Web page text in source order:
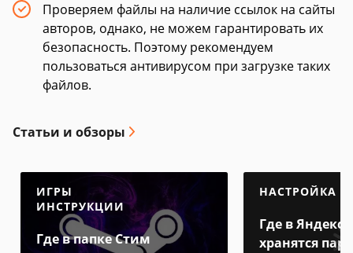
Проверяем файлы на наличие ссылок на сайты
авторов, однако, не можем гарантировать их
безопасность. Поэтому рекомендуем
пользоваться антивирусом при загрузке таких
файлов.
Статьи и обзоры
ИГРЫ
ИНСТРУКЦИИ
Где в папке Стим
НАСТРОЙКА
Где в Яндекс
хранятся